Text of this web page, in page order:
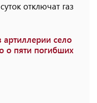
отключат газ
артиллерии село
о пяти погибших